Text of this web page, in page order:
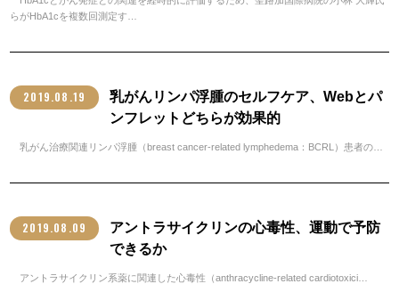
らがHbA1cを複数回測定す…
2019.08.19
乳がんリンパ浮腫のセルフケア、Webとパ
ンフレットどちらが効果的
乳がん治療関連リンパ浮腫（breast cancer-related lymphedema：BCRL）患者の…
2019.08.09
アントラサイクリンの心毒性、運動で予防
できるか
アントラサイクリン系薬に関連した心毒性（anthracycline-related cardiotoxici…